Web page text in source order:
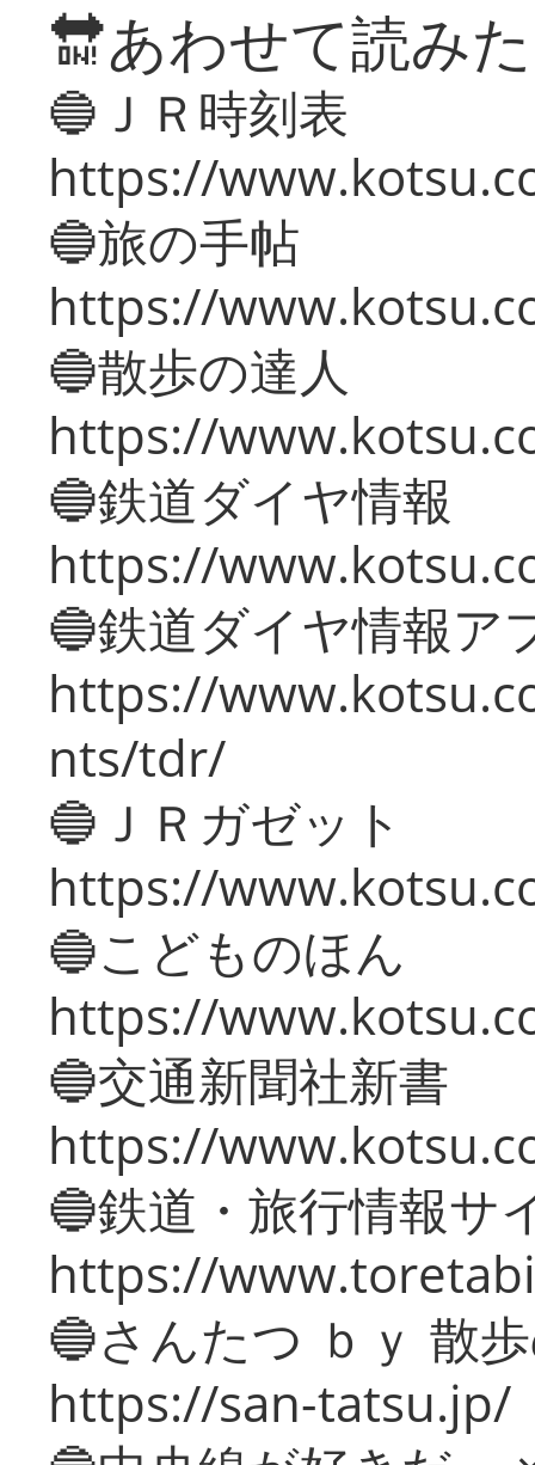
🔛あわせて読み
🔵ＪＲ時刻表
https://
🔵旅の手帖
https://
🔵散歩の達人
https://
🔵鉄道ダイヤ情報
https://
🔵鉄道ダイヤ情報ア
https://
nts/tdr/
🔵ＪＲガゼット
https://
🔵こどものほん
https://
🔵交通新聞社新書
https://
🔵鉄道・旅行情報サ
https://
🔵さんたつ ｂｙ 散
https://san-tatsu.jp/